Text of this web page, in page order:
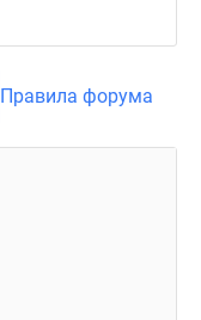
Правила форума